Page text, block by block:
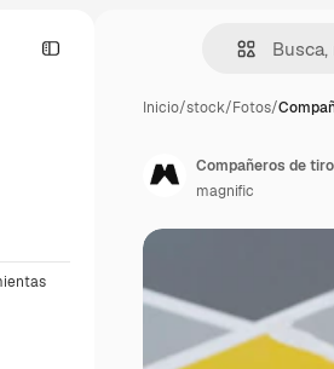
Inicio/stock/Fotos/
Compañeros de
magnific